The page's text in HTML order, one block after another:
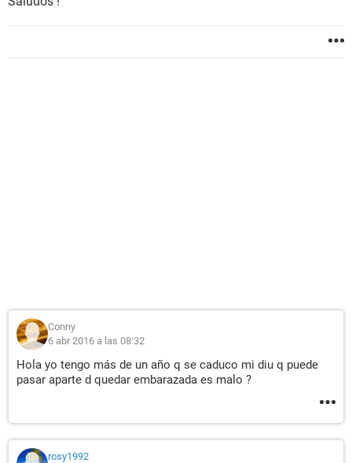
Conny
6 abr 2016 a las 08:32
Hola yo tengo más de un año q se caduco mi diu q puede
pasar aparte d quedar embarazada es malo ?
rosy1992